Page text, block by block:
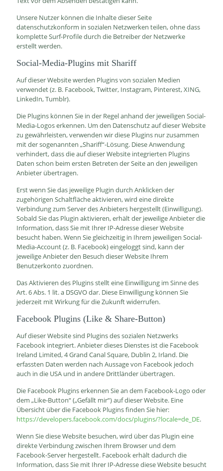
Unsere Nutzer können die Inhalte dieser Seite
datenschutzkonform in sozialen Netzwerken teilen, ohne dass
komplette Surf-Profile durch die Betreiber der Netzwerke
erstellt werden.
Social-Media-Plugins mit Shariff
Auf dieser Website werden Plugins von sozialen Medien
verwendet (z. B. Facebook, Twitter, Instagram, Pinterest, XING,
LinkedIn, Tumblr).
Die Plugins können Sie in der Regel anhand der jeweiligen Social-
Media-Logos erkennen. Um den Datenschutz auf dieser Website
zu gewährleisten, verwenden wir diese Plugins nur zusammen
mit der sogenannten „Shariff“-Lösung. Diese Anwendung
verhindert, dass die auf dieser Website integrierten Plugins
Daten schon beim ersten Betreten der Seite an den jeweiligen
Anbieter übertragen.
Erst wenn Sie das jeweilige Plugin durch Anklicken der
zugehörigen Schaltfläche aktivieren, wird eine direkte
Verbindung zum Server des Anbieters hergestellt (Einwilligung).
Sobald Sie das Plugin aktivieren, erhält der jeweilige Anbieter die
Information, dass Sie mit Ihrer IP-Adresse dieser Website
besucht haben. Wenn Sie gleichzeitig in Ihrem jeweiligen Social-
Media-Account (z. B. Facebook) eingeloggt sind, kann der
jeweilige Anbieter den Besuch dieser Website Ihrem
Benutzerkonto zuordnen.
Das Aktivieren des Plugins stellt eine Einwilligung im Sinne des
Art. 6 Abs. 1 lit. a DSGVO dar. Diese Einwilligung können Sie
jederzeit mit Wirkung für die Zukunft widerrufen.
Facebook Plugins (Like & Share-Button)
Auf dieser Website sind Plugins des sozialen Netzwerks
Facebook integriert. Anbieter dieses Dienstes ist die Facebook
Ireland Limited, 4 Grand Canal Square, Dublin 2, Irland. Die
erfassten Daten werden nach Aussage von Facebook jedoch
auch in die USA und in andere Drittländer übertragen.
Die Facebook Plugins erkennen Sie an dem Facebook-Logo oder
dem „Like-Button“ („Gefällt mir“) auf dieser Website. Eine
Übersicht über die Facebook Plugins finden Sie hier:
https://developers.facebook.com/docs/plugins/?locale=de_DE.
Wenn Sie diese Website besuchen, wird über das Plugin eine
direkte Verbindung zwischen Ihrem Browser und dem
Facebook-Server hergestellt. Facebook erhält dadurch die
Information, dass Sie mit Ihrer IP-Adresse diese Website besucht